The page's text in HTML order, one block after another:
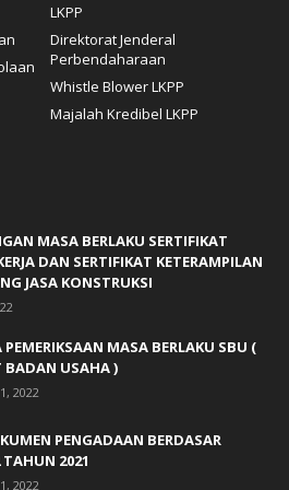
LKPP
Direktorat Jenderal
Perbendaharaan
Whistle Blower LKPP
Majalah Kredibel LKPP
MASA BERLAKU SERTIFIKAT
DAN SERTIFIKAT KETERAMPILAN
JASA KONSTRUKSI
PEMERIKSAAN MASA BERLAKU SBU (
BADAN USAHA )
2022
PENGADAAN BERDASAR
TAHUN 2021
2022